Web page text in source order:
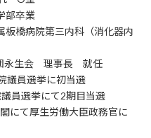
部卒業
橋病院第三内科（消化器内
永生会 理事長 就任
議員選挙に初当選
員選挙にて2期目当選
にて厚生労働大臣政務官に